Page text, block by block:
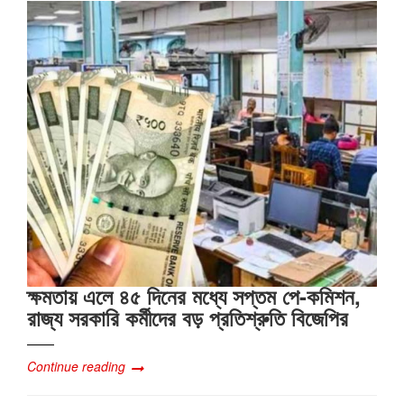
ক্ষমতায় এলে ৪৫ দিনের মধ্যে সপ্তম পে-কমিশন,
রাজ্য সরকারি কর্মীদের বড় প্রতিশ্রুতি বিজেপির
Continue reading